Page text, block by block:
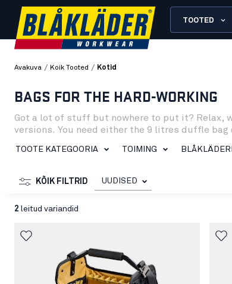
TOOTED
Avakuva / Koik Tooted / Kotid
BAGS FOR THE HARD-WORKING
Got a lot of stuff but nowhere to put it? Relax,
versions. You need either the 9 litres duffle
TOOTE KATEGOORIA TOIMING
KÕIK FILTRID UUDISED
2 leitud variandid